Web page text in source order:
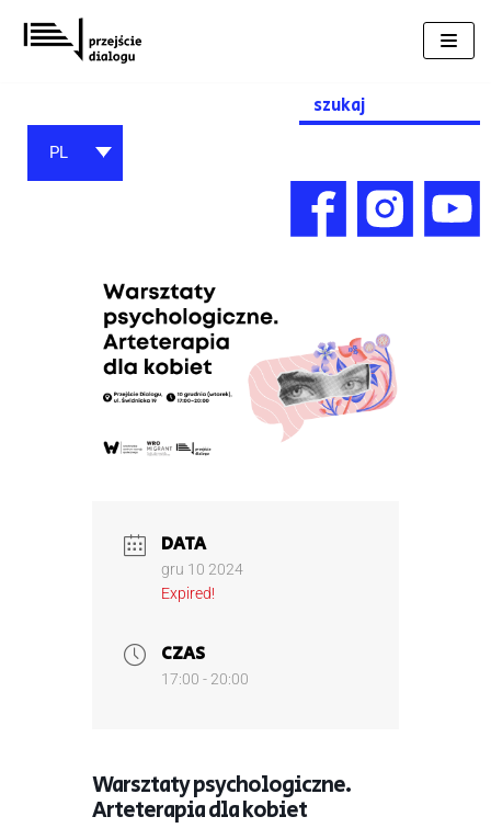
Przejdź
do
Search
for:
PL
DATA
gru 10 2024
Expired!
CZAS
17:00 - 20:00
Warsztaty psychologiczne.
Arteterapia dla kobiet